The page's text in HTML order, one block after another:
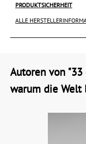
PRODUKTSICHERHEIT
ALLE
Autoren von
warum die Welt